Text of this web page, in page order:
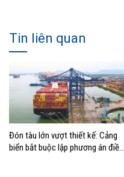
Tin liên quan
Đón tàu lớn vượt thiết kế: Cảng
biển bắt buộc lập phương án điều